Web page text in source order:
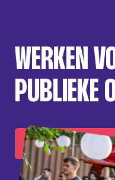
WERKEN
PUBLIEKE
Bekijk alle